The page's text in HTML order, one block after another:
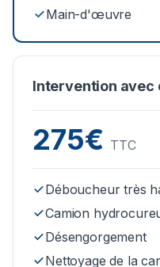
Main-d'œuvre
Intervention avec
275€ TTC
Déboucheur très
Camion
Désengorgement
Nettoyage de la